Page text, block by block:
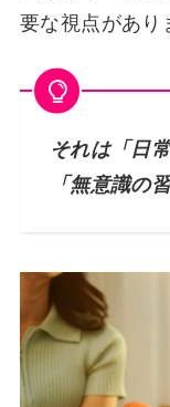
要な視点があり
それは「日
「無意識の